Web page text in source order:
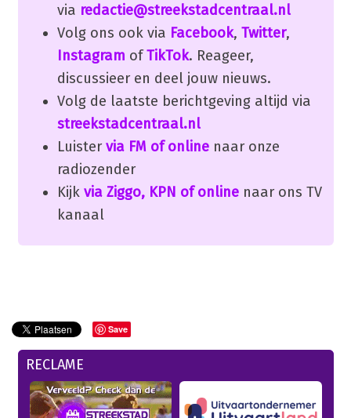
via redactie@streekstadcentraal.nl
Volg ons ook via Facebook, Twitter,
Instagram ofTikTok. Reageer,
discussieer en deel jouw nieuws.
Volg de laatste berichtgeving altijd via
streekstadcentraal.nl
Luister via FM of onlinenaar onze
radiozender
Kijk via Ziggo, KPN of onlinenaar ons TV
kanaal
Save
RECLAME